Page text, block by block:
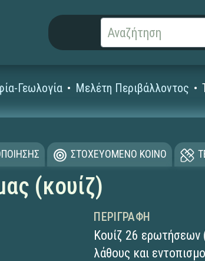
Γεωλογία Μελέτη Περιβάλλοντος
ΣΤΟΧΕΥΟΜΕΝΟ ΚΟΙΝΟ
(κουίζ)
ΠΕΡΙΓΡΑΦΉ
Κουίζ 26 ερωτήσεων
λάθους και